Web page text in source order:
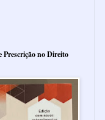
Prescrição no Direito